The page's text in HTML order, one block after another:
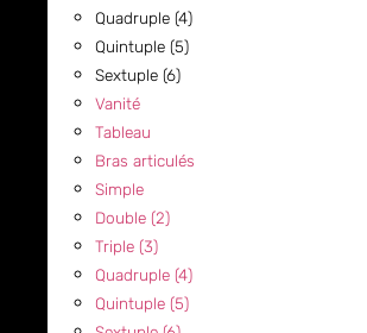
Quadruple (4)
Quintuple (5)
Sextuple (6)
Vanité
Tableau
Bras articulés
Simple
Double (2)
Triple (3)
Quadruple (4)
Quintuple (5)